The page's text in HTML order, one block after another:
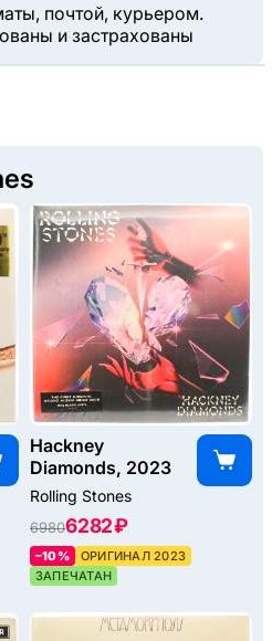
почтой, курьером.
и застрахованы
Hackney
Diamonds, 2023
Rolling Stones
69806282 ₽
–10%
ОРИГИНАЛ 2023
ЗАПЕЧАТАН